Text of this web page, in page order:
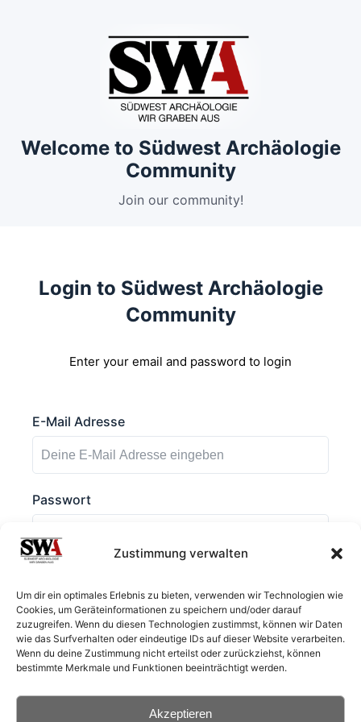
Zustimmung verwalten
Um dir ein optimales Erlebnis zu bieten, verwenden wir Technologien wie
Cookies, um Geräteinformationen zu speichern und/oder darauf
zuzugreifen. Wenn du diesen Technologien zustimmst, können wir Daten
wie das Surfverhalten oder eindeutige IDs auf dieser Website verarbeiten.
Wenn du deine Zustimmung nicht erteilst oder zurückziehst, können
bestimmte Merkmale und Funktionen beeinträchtigt werden.
Akzeptieren
Welcome to Südwest Archäologie
Community
Join our community!
Login to Südwest Archäologie
Community
Enter your email and password to login
E-Mail Adresse
Passwort
Passwort vergessen?